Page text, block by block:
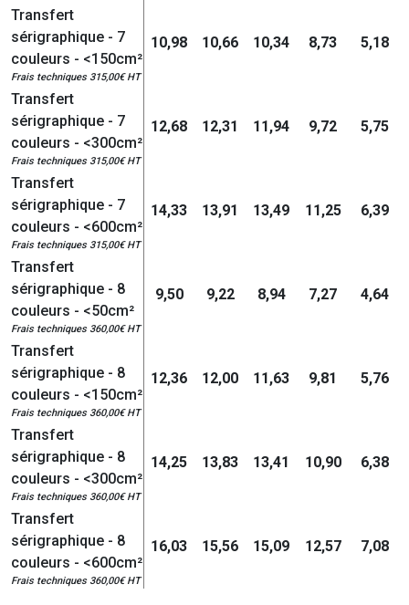
Transfert
sérigraphique - 7
couleurs - <150cm²
Frais techniques 315,00€ HT
10,98 10,66 10,34 8,73 5,18
Transfert
sérigraphique - 7
couleurs - <300cm²
Frais techniques 315,00€ HT
12,68 12,31 11,94 9,72 5,75
Transfert
sérigraphique - 7
couleurs - <600cm²
Frais techniques 315,00€ HT
14,33 13,91 13,49 11,25 6,39
Transfert
sérigraphique - 8
couleurs - <50cm²
Frais techniques 360,00€ HT
9,50 9,22 8,94 7,27 4,64
Transfert
sérigraphique - 8
couleurs - <150cm²
Frais techniques 360,00€ HT
12,36 12,00 11,63 9,81 5,76
Transfert
sérigraphique - 8
couleurs - <300cm²
Frais techniques 360,00€ HT
14,25 13,83 13,41 10,90 6,38
Transfert
sérigraphique - 8
couleurs - <600cm²
Frais techniques 360,00€ HT
16,03 15,56 15,09 12,57 7,08